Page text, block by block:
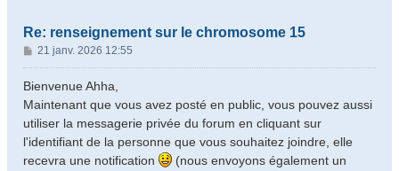
Re: renseignement sur le chromosome 15
M
e
s
g
e
21 janv. 2026 12:55
Bienvenue Ahha,
Maintenant que vous avez posté en public, vous pouvez aussi
utiliser la messagerie privée du forum en cliquant sur
l'identifiant de la personne que vous souhaitez joindre, elle
recevra une notification
(nous envoyons également un